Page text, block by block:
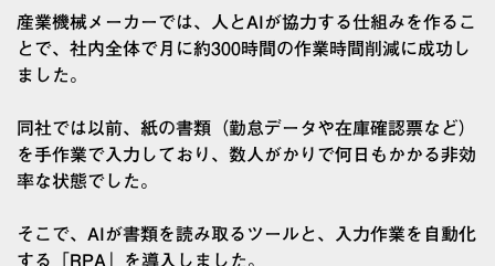
産業機械メーカーでは、人とAIが協力する仕組みを作るこ
とで、社内全体で月に約300時間の作業時間削減に成功し
ました。
同社では以前、紙の書類（勤怠データや在庫確認票など）
を手作業で入力しており、数人がかりで何日もかかる非効
率な状態でした。
そこで、AIが書類を読み取るツールと、入力作業を自動化
する「RPA」を導入しました。